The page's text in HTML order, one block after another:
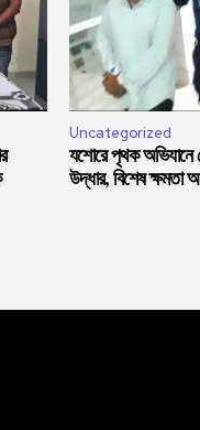
Uncategorized
যশোরে পৃথক অভিযানে
উদ্ধার, বিশেষ ক্ষমতা